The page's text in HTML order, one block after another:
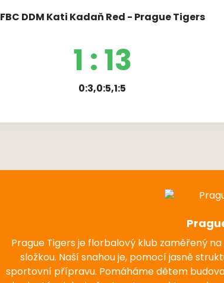
FBC DDM Kati Kadaň Red - Prague Tigers
1 : 13
0:3,0:5,1:5
Prague Tigers je florbalový klub zaměřený
složkou. Naší snahou je, pomocí jasně
sportovní přípravu. Pomáháme dětem